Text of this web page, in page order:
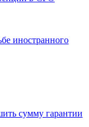
иностранного
сумму гарантии